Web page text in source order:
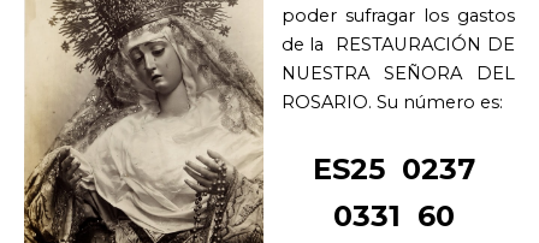
poder sufragar los gastos
de la RESTAURACIÓN DE
NUESTRA SEÑORA DEL
ROSARIO. Su número es:
ES25 0237
0331 60